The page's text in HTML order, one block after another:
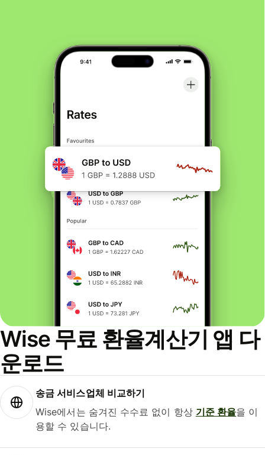
Wise 무료 환율계산기 앱 다
운로드
송금 서비스업체 비교하기
Wise에서는 숨겨진 수수료 없이 항상 기준 환율을 이
용할 수 있습니다.